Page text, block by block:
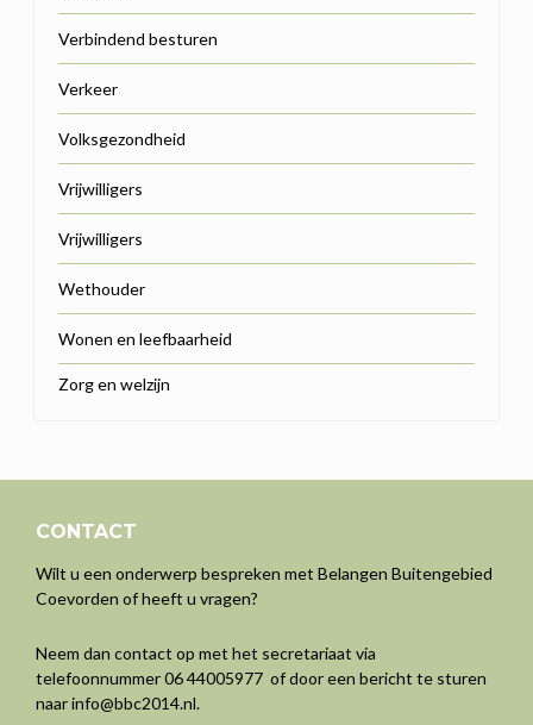
Verbindend besturen
Verkeer
Volksgezondheid
Vrijwilligers
Vrijwilligers
Wethouder
Wonen en leefbaarheid
Zorg en welzijn
CONTACT
Wilt u een onderwerp bespreken met Belangen Buitengebied
Coevorden of heeft u vragen?
Neem dan contact op met het secretariaat via
telefoonnummer 06 44005977 of door een bericht te sturen
naarinfo@bbc2014.nl.